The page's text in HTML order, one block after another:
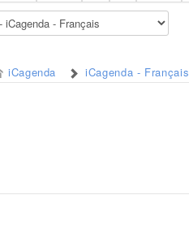
iCagenda
iCagenda - Français